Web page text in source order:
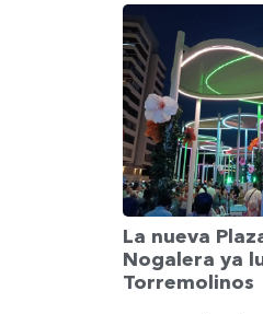
La nueva
Nogalera ya
Torremolinos